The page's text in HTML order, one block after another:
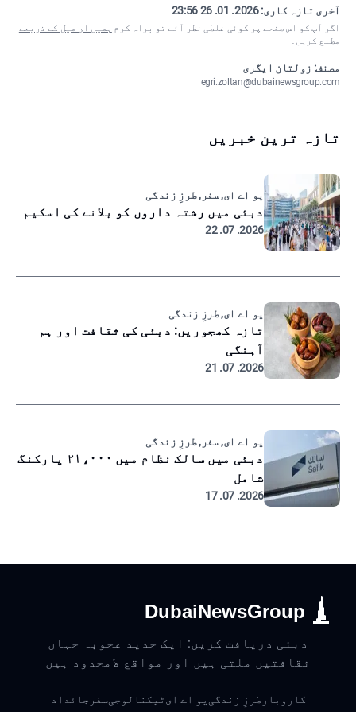
آخری تازہ کاری:2026. 01. 26 23:56
اگر آپ کو اس صفحے پر کوئی غلطی نظر آئے تو براہ کرم ہمیں ای میل کے ذریعے
مطلع کریں ۔
مصنف: زولتان ایگری
egri.zoltan@dubainewsgroup.com
تازہ ترین خبریں
یو اے ای, سفر, طرزِ زندگی
دبئی میں رشتہ داروں کو بلانے کی اسکیم
2026. 07. 22
یو اے ای, طرزِ زندگی
تازہ کھجوریں: دبئی کی ثقافت اور ہم
آہنگی
2026. 07. 21
یو اے ای, سفر, طرزِ زندگی
دبئی میں سالک نظام میں ۲۱،۰۰۰ پارکنگ
شامل
2026. 07. 17
DubaiNewsGroup
دبئی دریافت کریں: ایک جدید عجوبہ جہاں
ثقافتیں ملتی ہیں اور مواقع لامحدود ہیں
کاروبار طرزِ زندگی یو اے ایٹیکنالوجیسفر جائداد